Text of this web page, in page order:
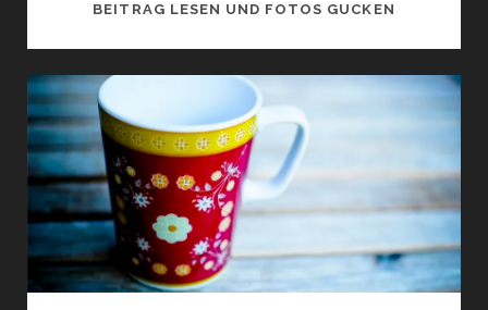
BEITRAG LESEN UND FOTOS GUCKEN
4